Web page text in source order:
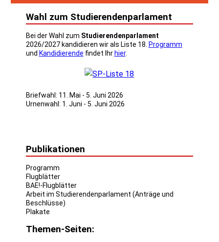
Wahl zum Studierendenparlament
Bei der Wahl zum Studierendenparlament
2026/2027 kandidieren wir als Liste 18. Programm
und Kandidierende findet Ihr hier.
Briefwahl: 11. Mai - 5. Juni 2026
Urnenwahl: 1. Juni - 5. Juni 2026
Publikationen
Programm
Flugblätter
BAE!-Flugblätter
Arbeit im Studierendenparlament (Anträge und
Beschlüsse)
Plakate
Themen-Seiten: